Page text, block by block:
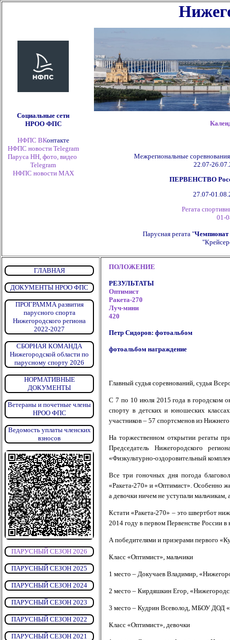
Социальные сети
НРОО ФПС
НФПС ВКонтакте
НФПС новости Telegram
Паруса НН, фото, видео
Telegram
НФПС новости MAX
Межрегиональные
22.07-
ПЕРВЕНСТВО
27.07-
Регата
01-
Парусная регата "Чемпионат
ГЛАВНАЯ
ДОКУМЕНТЫ НРОО ФПС
ПРОГРАММА развития
парусного спорта
Нижегородского региона
2022-2027
СБОРНАЯ КОМАНДА
Нижегородской области по
парусному спорту 2026
НОРМАТИВНЫЕ
ДОКУМЕНТЫ
Ветераны и почетные члены
НРОО ФПС
Ведомость уплаты членских
взносов
ПАРУСНЫЙ СЕЗОН 2026
ПАРУСНЫЙ СЕЗОН 2025
ПАРУСНЫЙ СЕЗОН 2024
ПАРУСНЫЙ СЕЗОН 2023
ПАРУСНЫЙ СЕЗОН 2022
ПАРУСНЫЙ СЕЗОН 2021
ПОЛОЖЕНИЕ
РЕЗУЛЬТАТЫ
Оптимист
Ракета-270
Луч-мини
420
Петр Сидоров: фотоальбом
фотоальбом награждение
Главный судья соревнований, судья
С 7 по 10 июля 2015 года в городском
спорту в детских и юношеских
участников – 57 спортсменов из
На торжественном открытии регаты
Председатель Нижегородского
«Физкультурно-оздоровительный
Все три гоночных дня погода
«Ракета-270» и «Оптимист». Особенно
а девочки ничем не уступали мальчикам,
Кстати «Ракета-270» – это швертбот
2014 году в первом Первенстве России в
А победителями и призерами первого
Класс «Оптимист», мальчики
1 место – Докучаев Владимир,
2 место – Кирдяшкин Егор,
3 место – Кудрин Всеволод, МБОУ ДОД
Класс «Оптимист», девочки